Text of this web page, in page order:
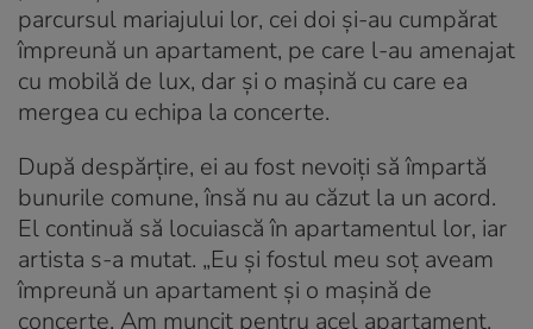
parcursul mariajului lor, cei doi și-au cumpărat
împreună un apartament, pe care l-au amenajat
cu mobilă de lux, dar și o mașină cu care ea
mergea cu echipa la concerte.
După despărțire, ei au fost nevoiți să împartă
bunurile comune, însă nu au căzut la un acord.
El continuă să locuiască în apartamentul lor, iar
artista s-a mutat. „Eu și fostul meu soț aveam
împreună un apartament și o mașină de
concerte. Am muncit pentru acel apartament.